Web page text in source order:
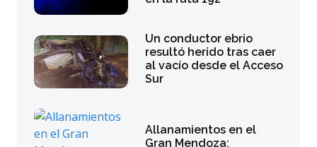
Un conductor ebrio
resultó herido tras caer
al vacío desde el Acceso
Sur
Allanamientos en el
Gran Mendoza: